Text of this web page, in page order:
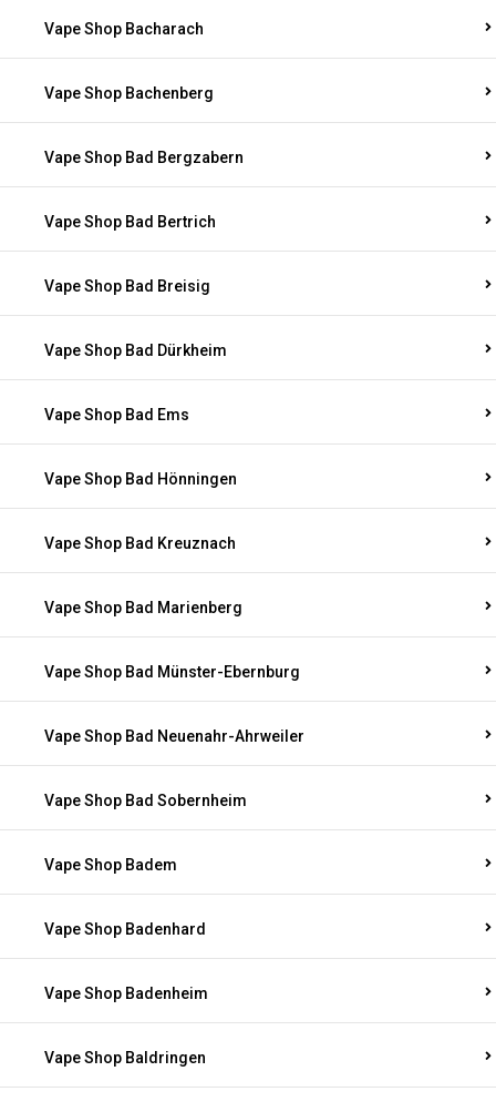
Vape Shop Bacharach
Vape Shop Bachenberg
Vape Shop Bad Bergzabern
Vape Shop Bad Bertrich
Vape Shop Bad Breisig
Vape Shop Bad Dürkheim
Vape Shop Bad Ems
Vape Shop Bad Hönningen
Vape Shop Bad Kreuznach
Vape Shop Bad Marienberg
Vape Shop Bad Münster-Ebernburg
Vape Shop Bad Neuenahr-Ahrweiler
Vape Shop Bad Sobernheim
Vape Shop Badem
Vape Shop Badenhard
Vape Shop Badenheim
Vape Shop Baldringen